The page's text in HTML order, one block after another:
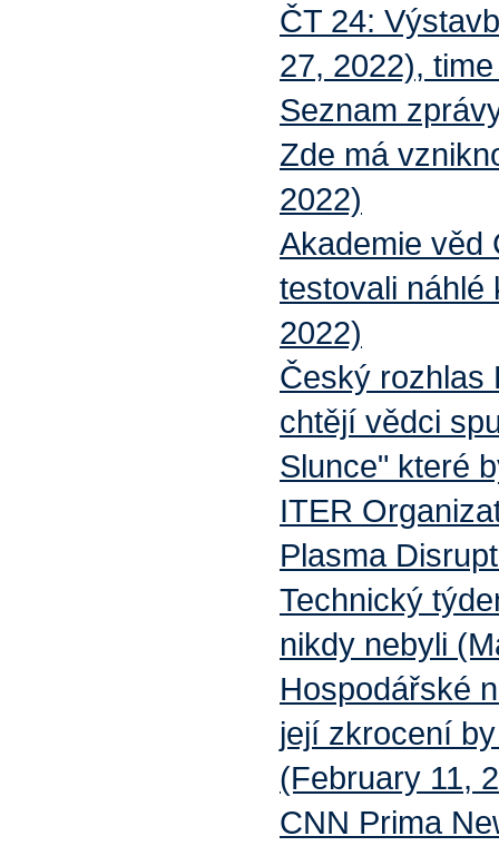
ČT 24:
27, 2022),
Seznam
Zde má
2022)
Akademie věd
testovali náhlé
2022)
Český rozhlas
chtějí vědci
Slunce" které
ITER
Plasma
Technický
nikdy nebyli
Hospodářské
její zkrocení
(February 11,
CNN Prima